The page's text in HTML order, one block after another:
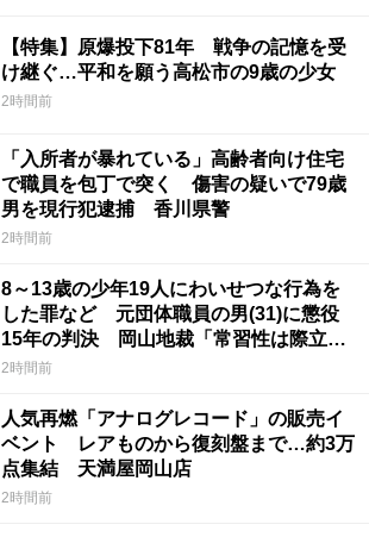
【特集】原爆投下81年 戦争の記憶を受
け継ぐ…平和を願う高松市の9歳の少女
2時間前
「入所者が暴れている」高齢者向け住宅
で職員を包丁で突く 傷害の疑いで79歳
男を現行犯逮捕 香川県警
2時間前
8～13歳の少年19人にわいせつな行為を
した罪など 元団体職員の男(31)に懲役
15年の判決 岡山地裁「常習性は際立っ
ていて被害結果も非常に重い」
2時間前
人気再燃「アナログレコード」の販売イ
ベント レアものから復刻盤まで…約3万
点集結 天満屋岡山店
2時間前